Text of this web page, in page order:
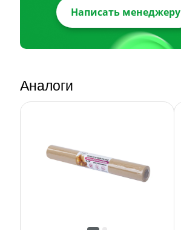
Написать менеджеру
Аналоги